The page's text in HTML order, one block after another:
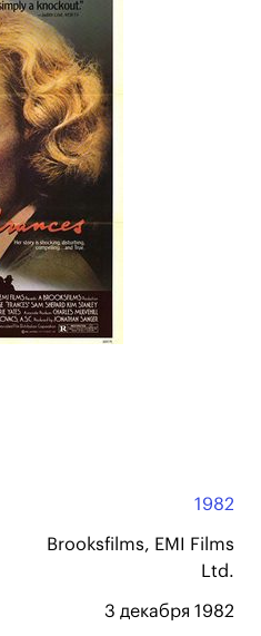
1982
Brooksfilms, EMI Films
Ltd.
3 декабря 1982